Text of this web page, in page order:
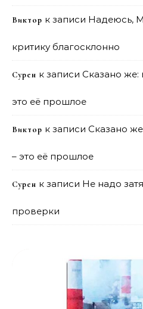
Виктор к записи Надеюсь,
критику благосклонно
Сурен к записи Сказано же:
это её прошлое
Виктор к записи Сказано
– это её прошлое
Сурен к записи Не надо
проверки